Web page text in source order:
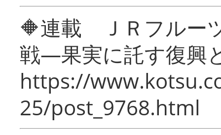
🔶連載 ＪＲフルー
戦―果実に託す復興
https://
25/post_9768.html